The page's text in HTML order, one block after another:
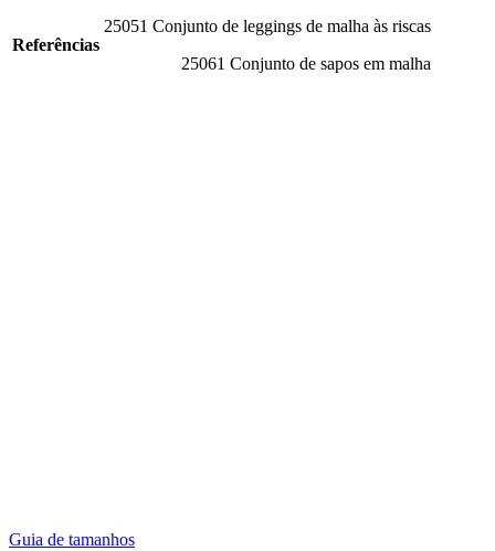
Referências
25051 Conjunto de leggings de malha às riscas
25061 Conjunto de sapos em malha
Guia de tamanhos